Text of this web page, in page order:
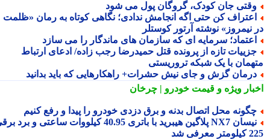
جان کودک، گروگان پول می شود
کن حتی اگه انجامش ندادی؛ نگاهی کوتاه به رمان «ظلمت
نیمروز» نوشته آرتور کوستلر
سرمایه ای که سازمان های ماندگار را می سازد
تازه از پرونده قتل حمیدرضا رجب زاده/ ادعای ارتباط
با یک شبکه تروریستی
گزش و جای نیش حشرات+ راهکارهایی که باید بدانید
ویژهو قیمت خودرو | چرخان
محل اتصال بدنه و برق دزدی خودرو را پیدا و رفع کنیم
نیسان NX7 پلاگین هیبرید با باتری 40.95 کیلووات ساعتی و برد برقی